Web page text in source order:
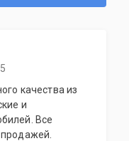
качества из
и
Все